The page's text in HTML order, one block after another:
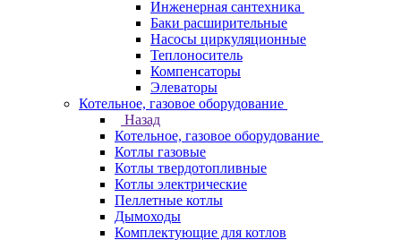
Инженерная сантехника
Баки расширительные
Насосы циркуляционные
Теплоноситель
Компенсаторы
Элеваторы
Котельное, газовое оборудование
Назад
Котельное, газовое оборудование
Котлы газовые
Котлы твердотопливные
Котлы электрические
Пеллетные котлы
Дымоходы
Комплектующие для котлов